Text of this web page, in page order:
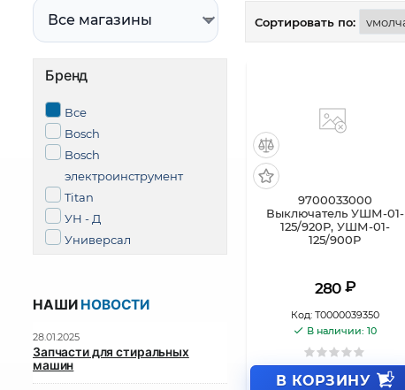
Бренд
Все
Bosch
Bosch
электроинструмент
Titan
УН - Д
Универсал
Сортировать по:
9700033000
Выключатель УШМ-01-
125/920Р, УШМ-01-
125/900Р
280 ₽
Код: Т0000039350
В наличии: 10
В КОРЗИНУ
НАШИ НОВОСТИ
28.01.2025
Запчасти для стиральных
машин